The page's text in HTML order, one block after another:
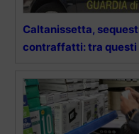
Caltanissetta,
contraffatti: tra